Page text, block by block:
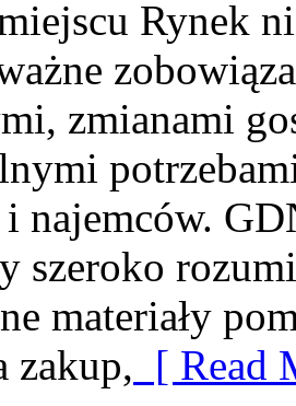
Rynek
zmianami
i najemców.
szeroko
materiały
zakup, [ Read